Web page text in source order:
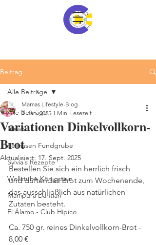
Beitrag
Alle Beiträge
News
Fellnasen Fundgrube
Sylvia´s Rezepte
Wollstube Königstein
Manipura Dantian
El Álamo - Club Hípico
Alle Beiträge
Variationen Dinkelvollkorn-
Brot
Mamas Lifestyle-Blog
3. Jan. 2025 1 Min. Lesezeit
Aktualisiert: 17. Sept. 2025
Bestellen Sie sich ein herrlich frisch
und duftendes Brot zum Wochenende,
das ausschließlich aus natürlichen
Zutaten besteht.
Ca. 750 gr. reines Dinkelvollkorn-Brot -
8,00 €